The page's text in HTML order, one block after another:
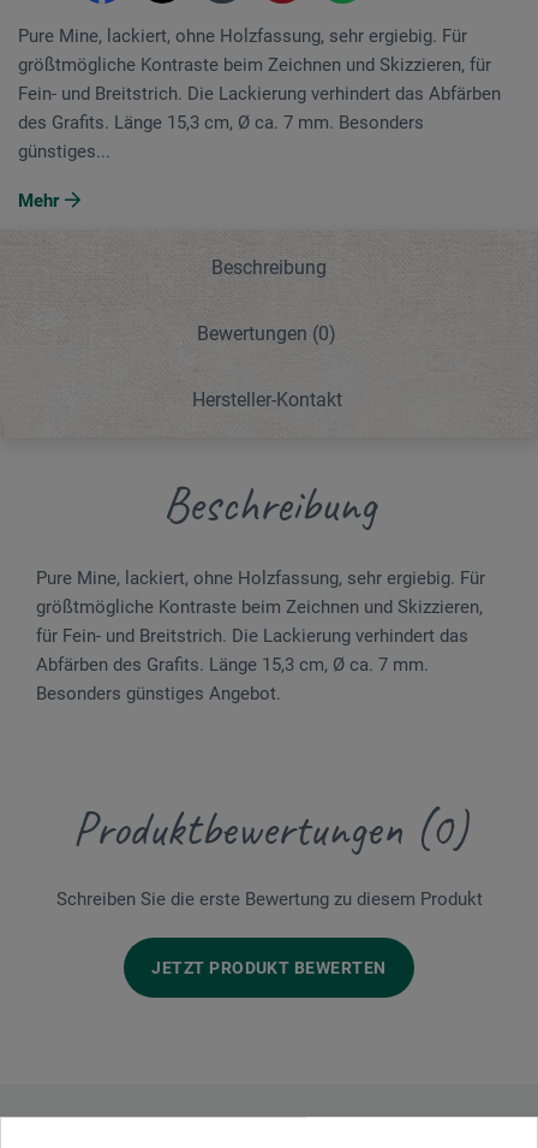
Pure Mine, lackiert, ohne Holzfassung, sehr ergiebig. Für
größtmögliche Kontraste beim Zeichnen und Skizzieren, für
Fein- und Breitstrich. Die Lackierung verhindert das Abfärben
des Grafits. Länge 15,3 cm, Ø ca. 7 mm. Besonders
günstiges...
Mehr
Beschreibung
Bewertungen (0)
Hersteller-Kontakt
Beschreibung
Pure Mine, lackiert, ohne Holzfassung, sehr ergiebig. Für
größtmögliche Kontraste beim Zeichnen und Skizzieren,
für Fein- und Breitstrich. Die Lackierung verhindert das
Abfärben des Grafits. Länge 15,3 cm, Ø ca. 7 mm.
Besonders günstiges Angebot.
Produktbewertungen (0)
Schreiben Sie die erste Bewertung zu diesem Produkt
JETZT PRODUKT BEWERTEN